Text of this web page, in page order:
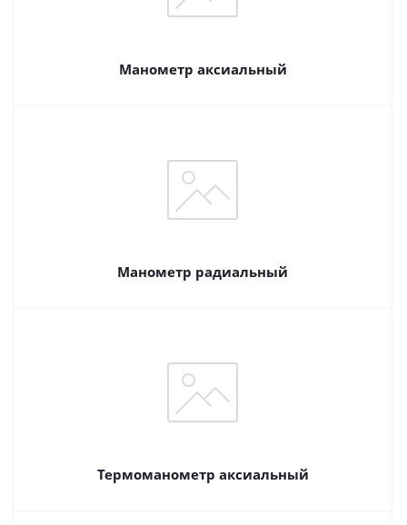
Манометр аксиальный
Манометр радиальный
Термоманометр аксиальный